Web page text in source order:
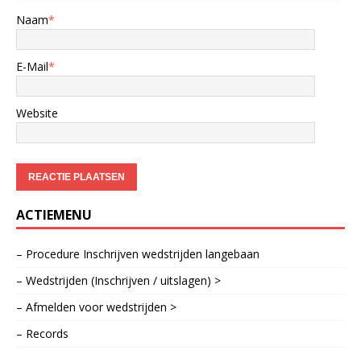
Naam*
E-Mail*
Website
ACTIEMENU
– Procedure Inschrijven wedstrijden langebaan
– Wedstrijden (Inschrijven / uitslagen) >
– Afmelden voor wedstrijden >
– Records